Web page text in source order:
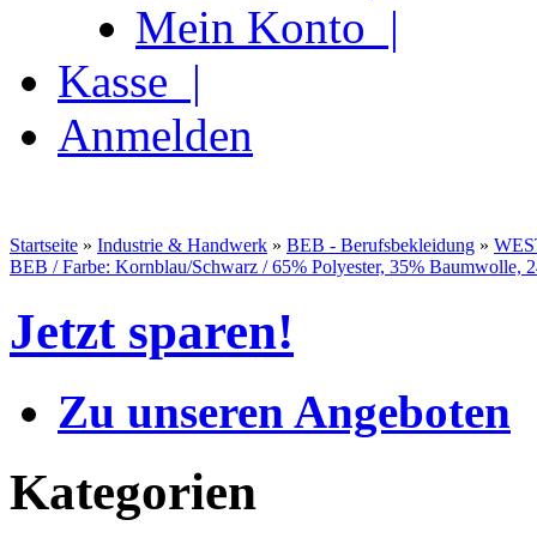
Mein Konto |
Kasse |
Anmelden
Startseite » Industrie & Handwerk » BEB - Berufsbekleidung »
BEB / Farbe: Kornblau/Schwarz / 65% Polyester, 35% Baumwolle,
Jetzt sparen!
Zu unseren Angeboten
Kategorien